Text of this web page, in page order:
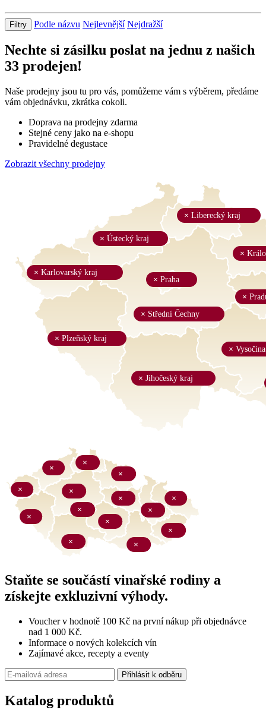
Filtry Podle názvu Nejlevnější Nejdražší
Nechte si zásilku poslat na jednu z našich
33 prodejen!
Naše prodejny jsou tu pro vás, pomůžeme vám s výběrem, předáme
vám objednávku, zkrátka cokoli.
Doprava na prodejny zdarma
Stejné ceny jako na e-shopu
Pravidelné degustace
Zobrazit všechny prodejny
Staňte se součástí vinařské rodiny a
získejte exkluzivní výhody.
Voucher v hodnotě 100 Kč na první nákup při objednávce
nad 1 000 Kč.
Informace o nových kolekcích vín
Zajímavé akce, recepty a eventy
Přihlásit k odběru
Katalog produktů